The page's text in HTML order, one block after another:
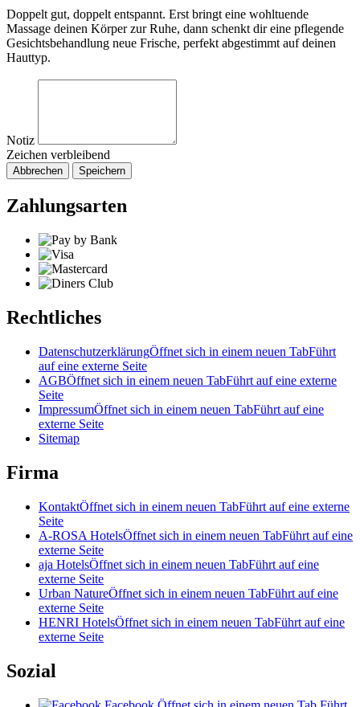
Doppelt gut, doppelt entspannt. Erst bringt eine wohltuende
Massage deinen Körper zur Ruhe, dann schenkt dir eine pflegende
Gesichtsbehandlung neue Frische, perfekt abgestimmt auf deinen
Hauttyp.
Notiz
Zeichen verbleibend
Abbrechen Speichern
Zahlungsarten
Rechtliches
DatenschutzerklärungÖffnet sich in einem neuen TabFührt
auf eine externe Seite
AGBÖffnet sich in einem neuen TabFührt auf eine externe
Seite
ImpressumÖffnet sich in einem neuen TabFührt auf eine
externe Seite
Sitemap
Firma
KontaktÖffnet sich in einem neuen TabFührt auf eine externe
Seite
A-ROSA HotelsÖffnet sich in einem neuen TabFührt auf eine
externe Seite
aja HotelsÖffnet sich in einem neuen TabFührt auf eine
externe Seite
Urban NatureÖffnet sich in einem neuen TabFührt auf eine
externe Seite
HENRI HotelsÖffnet sich in einem neuen TabFührt auf eine
externe Seite
Sozial